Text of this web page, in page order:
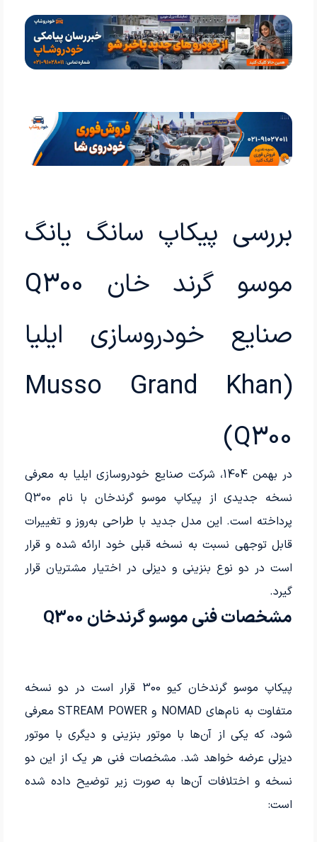
بررسی پیکاپ سانگ یانگ
موسو گرند خان Q300
صنایع خودروسازی ایلیا
(Musso Grand Khan
Q300)
در بهمن 1404، شرکت صنایع خودروسازی ایلیا به معرفی
نسخه جدیدی از پیکاپ موسو گرندخان با نام Q300
پرداخته است. این مدل جدید با طراحی به‌روز و تغییرات
قابل توجهی نسبت به نسخه قبلی خود ارائه شده و قرار
است در دو نوع بنزینی و دیزلی در اختیار مشتریان قرار
گیرد.
مشخصات فنی موسو گرندخان Q300
پیکاپ موسو گرندخان کیو 300 قرار است در دو نسخه
متفاوت به نام‌های NOMAD و STREAM POWER معرفی
شود، که یکی از آن‌ها با موتور بنزینی و دیگری با موتور
دیزلی عرضه خواهد شد. مشخصات فنی هر یک از این دو
نسخه و اختلافات آن‌ها به صورت زیر توضیح داده شده
است: